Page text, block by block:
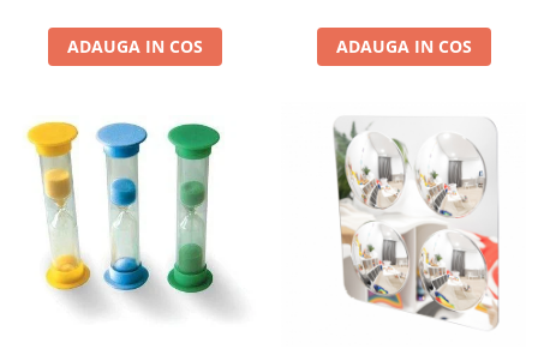
Saltele
Diverse jucarii educative
Apa si nisip
Dezvoltarea limbajului
Figurine
Mobilier gradinita
Montessori
ADAUGA IN COS ADAUGA IN COS